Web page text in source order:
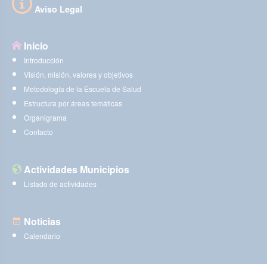
Aviso Legal
Inicio
Introducción
Visión, misión, valores y objetivos
Metodología de la Escuela de Salud
Estructura por áreas temáticas
Organigrama
Contacto
Actividades Municipios
Listado de actividades
Noticias
Calendario